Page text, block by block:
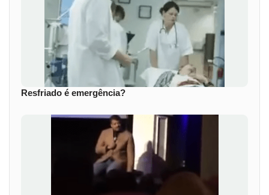
Resfriado é emergência?